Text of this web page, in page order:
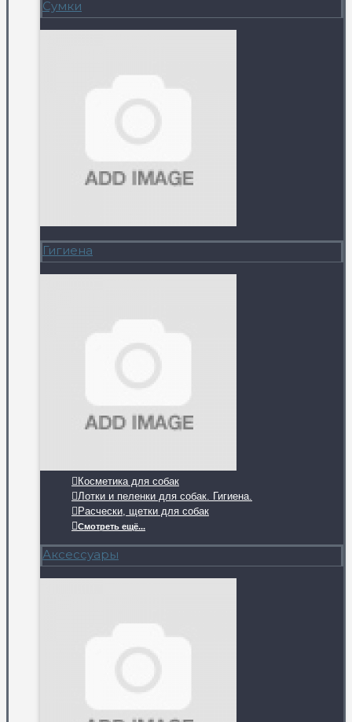
Сумки
Гигиена
Косметика для собак
Лотки и пеленки для собак. Гигиена.
Расчески, щетки для собак
Смотреть ещё...
Аксессуары